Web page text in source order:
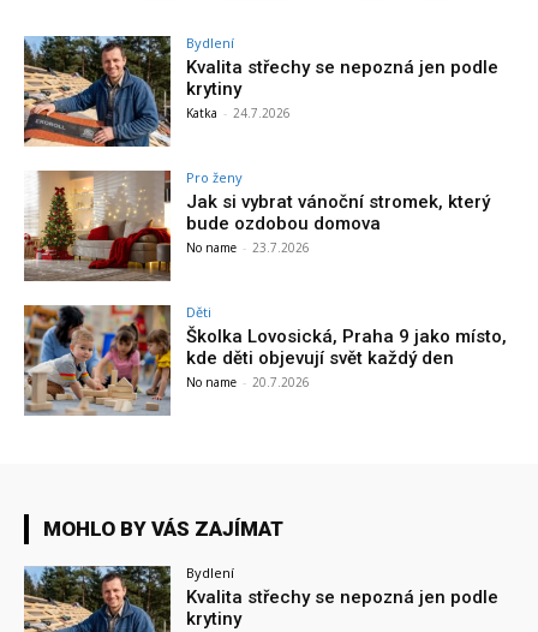
Bydlení
Kvalita střechy se nepozná jen podle
krytiny
Katka - 24.7.2026
Pro ženy
Jak si vybrat vánoční stromek, který
bude ozdobou domova
No name - 23.7.2026
Děti
Školka Lovosická, Praha 9 jako místo,
kde děti objevují svět každý den
No name - 20.7.2026
MOHLO BY VÁS ZAJÍMAT
Bydlení
Kvalita střechy se nepozná jen podle
krytiny